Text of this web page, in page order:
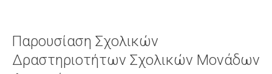
Παρουσίαση Σχολικών
Δραστηριοτήτων Σχολικών Μονάδων